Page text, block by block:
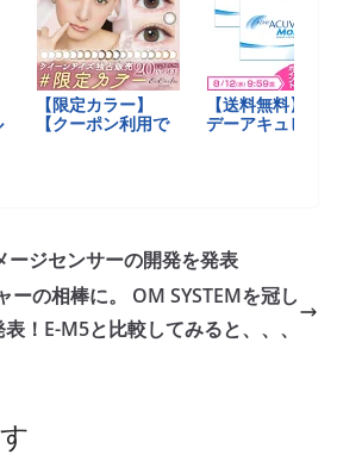
ージセンサーの開発を発表
ーの相棒に。 OM SYSTEMを冠し
！E-M5と比較してみると、、、